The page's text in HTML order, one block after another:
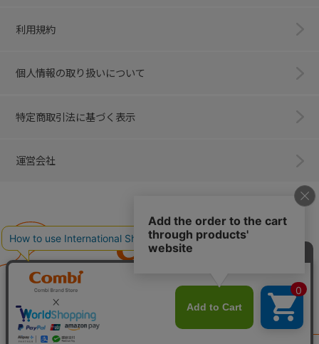
利用規約
個人情報の取り扱いについて
特定商取引法に基づく表示
運営会社
子育てに、イノベーションを。
ベビー用品のコンビ株式会社